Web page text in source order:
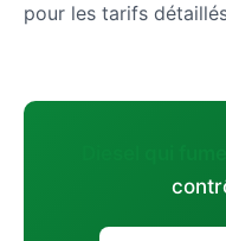
pour les tarifs